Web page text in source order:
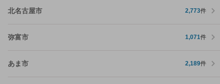
北名古屋市 2,773件
弥富市 1,071件
あま市 2,189件